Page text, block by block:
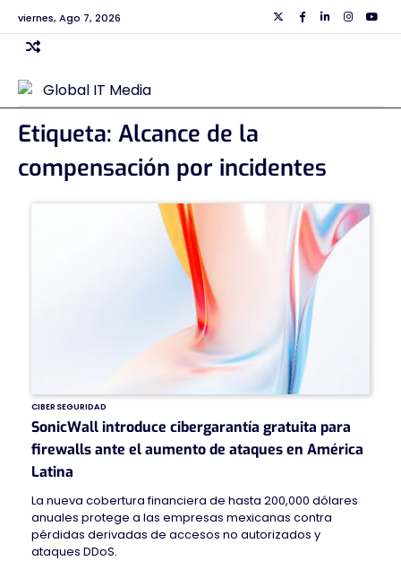
Skip
to
content
viernes, Ago 7, 2026 TwiiterFacebook
Linkedin
Etiqueta: Alcance de la
compensación por incidentes
CIBERSEGURIDAD
SonicWall introduce cibergarantía gratuita para
firewalls ante el aumento de ataques en América
Latina
La nueva cobertura financiera de hasta 200,000 dólares
anuales protege a las empresas mexicanas contra
pérdidas derivadas de accesos no autorizados y
ataques DDoS.